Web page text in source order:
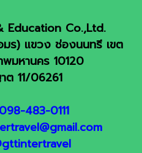
Education Co.,Ltd.
ร) แขวง ช่องนนทรี เขต
พมหานคร 10120
ต 11/06261
483-0111